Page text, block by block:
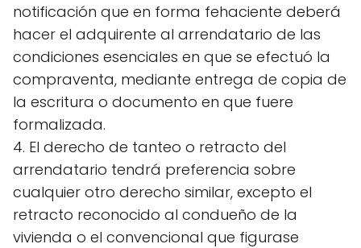
notificación que en forma fehaciente deberá
hacer el adquirente al arrendatario de las
condiciones esenciales en que se efectuó la
compraventa, mediante entrega de copia de
la escritura o documento en que fuere
formalizada.
4. El derecho de tanteo o retracto del
arrendatario tendrá preferencia sobre
cualquier otro derecho similar, excepto el
retracto reconocido al condueño de la
vivienda o el convencional que figurase